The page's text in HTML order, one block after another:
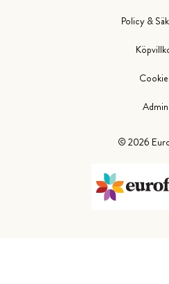
© 2026
Policy &
Admin